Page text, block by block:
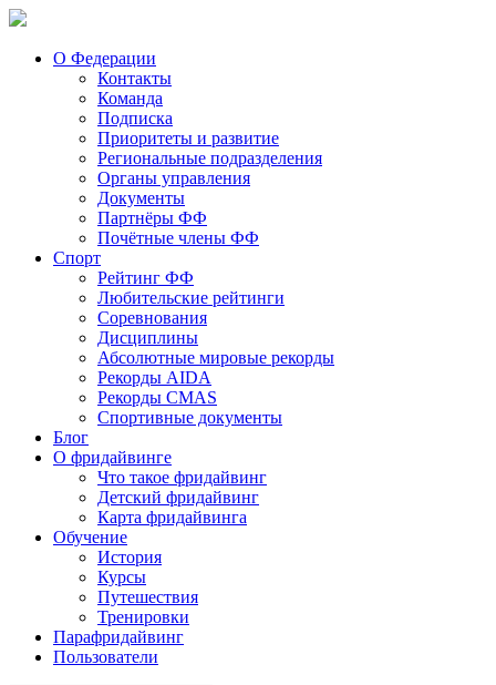
О Федерации
Контакты
Команда
Подписка
Приоритеты и развитие
Региональные подразделения
Органы управления
Документы
Партнёры ФФ
Почётные члены ФФ
Спорт
Рейтинг ФФ
Любительские рейтинги
Соревнования
Дисциплины
Абсолютные мировые рекорды
Рекорды AIDA
Рекорды CMAS
Спортивные документы
Блог
О фридайвинге
Что такое фридайвинг
Детский фридайвинг
Карта фридайвинга
Обучение
История
Курсы
Путешествия
Тренировки
Парафридайвинг
Пользователи